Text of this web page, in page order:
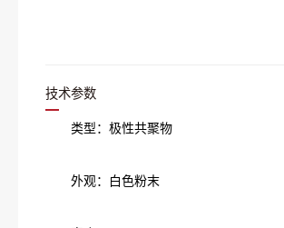
技术参数
类型：极性共聚物
外观：白色粉末